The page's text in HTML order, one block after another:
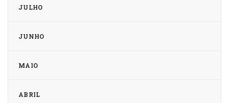
JULHO
JUNHO
MAIO
ABRIL